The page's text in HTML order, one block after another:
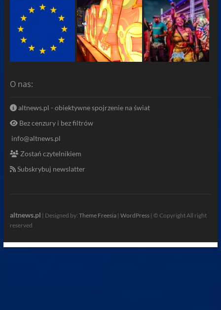
O nas:
altnews.pl - obiektywne spojrzenie na świat
Bez cenzury i bez filtrów
info@altnews.pl
Zostań czytelnikiem
Subskrybuj newslatter
altnews.pl | Designed by: Theme Freesia| WordPress| © Copyright All right
reserved